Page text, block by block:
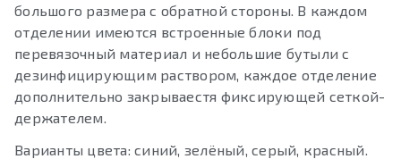
большого размера с обратной стороны. В каждом
отделении имеются встроенные блоки под
перевязочный материал и небольшие бутыли с
дезинфицирующим раствором, каждое отделение
дополнительно закрываестя фиксирующей сеткой-
держателем.
Варианты цвета: синий, зелёный, серый, красный.